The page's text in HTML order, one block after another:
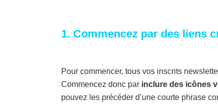
1. Commencez par des liens
Pour commencer, tous vos inscrits
Commencez donc par inclure des icônes
pouvez les précéder d’une courte phrase